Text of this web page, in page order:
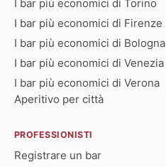
I bar più economici di Torino
I bar più economici di Firenze
I bar più economici di Bologna
I bar più economici di Venezia
I bar più economici di Verona
Aperitivo per città
PROFESSIONISTI
Registrare un bar